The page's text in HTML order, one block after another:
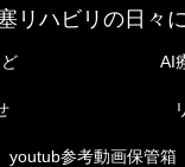
リハビリの日々
AI
youtub参考動画保管箱